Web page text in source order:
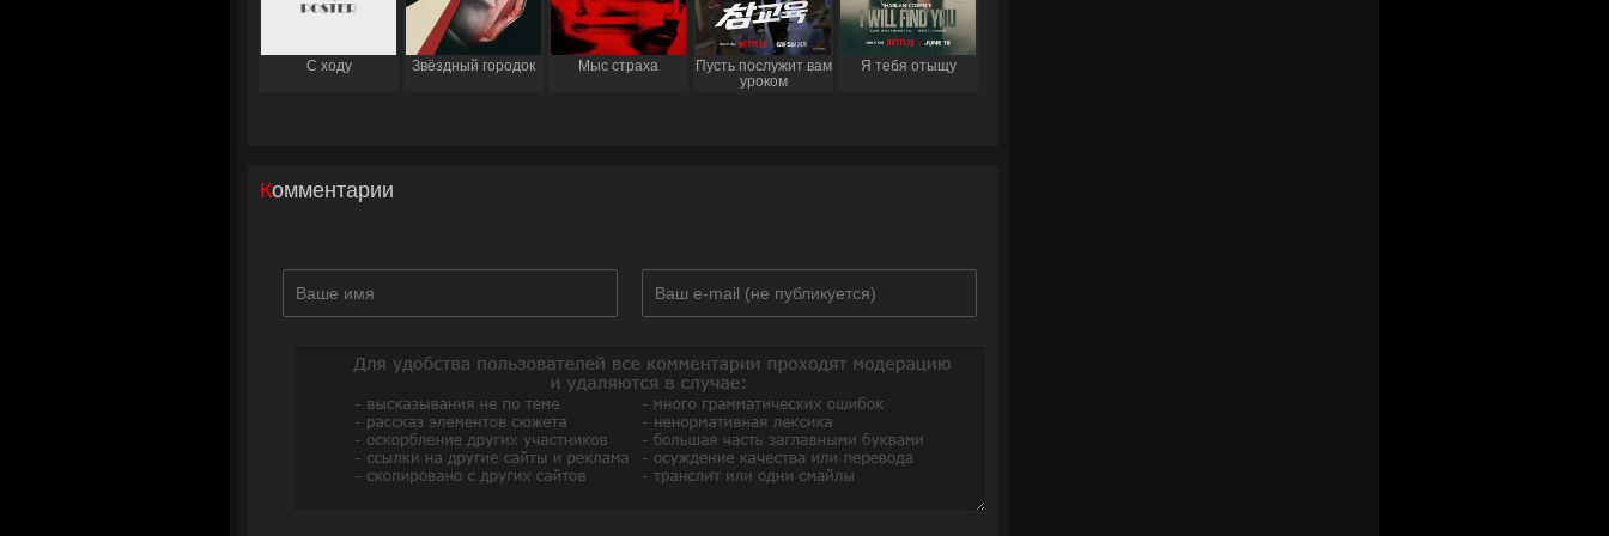
С ходу Звёздный городок Мыс страха
Пусть послужит вам
уроком
Я тебя отыщу
Комментарии